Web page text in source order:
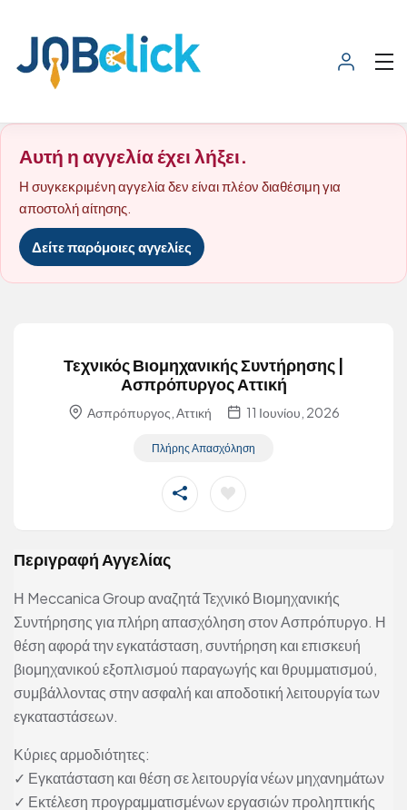
Αυτή η αγγελία έχει λήξει.
Η συγκεκριμένη αγγελία δεν είναι πλέον διαθέσιμη για
αποστολή αίτησης.
Δείτε παρόμοιες αγγελίες
Τεχνικός Βιομηχανικής Συντήρησης |
Ασπρόπυργος Αττική
Ασπρόπυργος, Αττική 11 Ιουνίου, 2026
Πλήρης Απασχόληση
Περιγραφή Αγγελίας
Η Meccanica Group αναζητά Τεχνικό Βιομηχανικής
Συντήρησης για πλήρη απασχόληση στον Ασπρόπυργο. Η
θέση αφορά την εγκατάσταση, συντήρηση και επισκευή
βιομηχανικού εξοπλισμού παραγωγής και θρυμματισμού,
συμβάλλοντας στην ασφαλή και αποδοτική λειτουργία των
εγκαταστάσεων.
Κύριες αρμοδιότητες:
✓ Εγκατάσταση και θέση σε λειτουργία νέων μηχανημάτων
✓ Εκτέλεση προγραμματισμένων εργασιών προληπτικής